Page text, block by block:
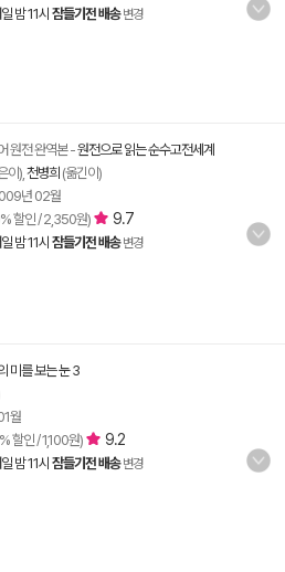
밤 11시 잠들기전 배송 변경
원전 완역본-원전으로 읽는 순수고전세계
이), 천병희 (옮긴이)
년 02월
할인 / 2,350원) 9.7
밤 11시 잠들기전 배송 변경
미를 보는 눈 3
월
할인 / 1,100원) 9.2
밤 11시 잠들기전 배송 변경